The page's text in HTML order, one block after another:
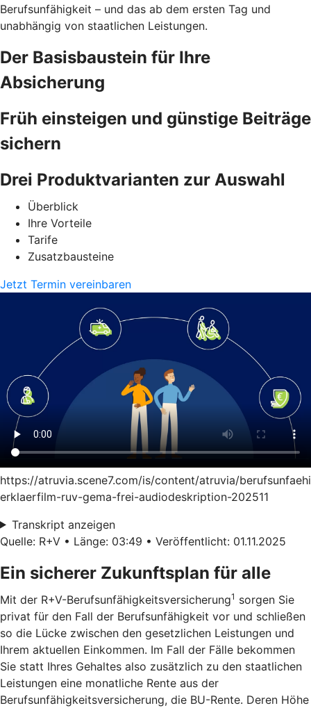
Berufsunfähigkeit – und das ab dem ersten Tag und
unabhängig von staatlichen Leistungen.
Der Basisbaustein für Ihre
Absicherung
Früh einsteigen und günstige Beiträge
sichern
Drei Produktvarianten zur Auswahl
Überblick
Ihre Vorteile
Tarife
Zusatzbausteine
Jetzt Termin vereinbaren
https://atruvia.scene7.com/is/content/atruvia/
erklaerfilm-ruv-gema-frei-audiodeskription-202511
Transkript anzeigen
Quelle: R+V • Länge: 03:49 • Veröffentlicht: 01.11.2025
Ein sicherer Zukunftsplan für alle
Mit der R+V-Berufsunfähigkeitsversicherung1 sorgen Sie
privat für den Fall der Berufsunfähigkeit vor und schließen
so die Lücke zwischen den gesetzlichen Leistungen und
Ihrem aktuellen Einkommen. Im Fall der Fälle bekommen
Sie statt Ihres Gehaltes also zusätzlich zu den staatlichen
Leistungen eine monatliche Rente aus der
Berufsunfähigkeitsversicherung, die BU-Rente. Deren Höhe